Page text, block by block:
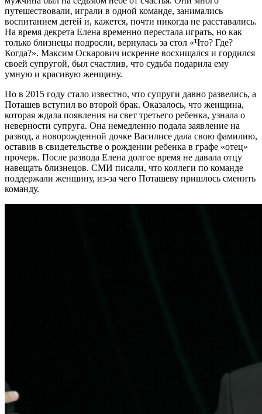
путешествовали, играли в одной команде, занимались
воспитанием детей и, кажется, почти никогда не расставались.
На время декрета Елена временно перестала играть, но как
только близнецы подросли, вернулась за стол «Что? Где?
Когда?». Максим Оскарович искренне восхищался и гордился
своей супругой, был счастлив, что судьба подарила ему
умную и красивую женщину.
Но в 2015 году стало известно, что супруги давно развелись, а
Поташев вступил во второй брак. Оказалось, что женщина,
которая ждала появления на свет третьего ребенка, узнала о
неверности супруга. Она немедленно подала заявление на
развод, а новорожденной дочке Василисе дала свою фамилию,
оставив в свидетельстве о рождении ребенка в графе «отец»
прочерк. После развода Елена долгое время не давала отцу
навещать близнецов. СМИ писали, что коллеги по команде
поддержали женщину, из-за чего Поташеву пришлось сменить
команду.